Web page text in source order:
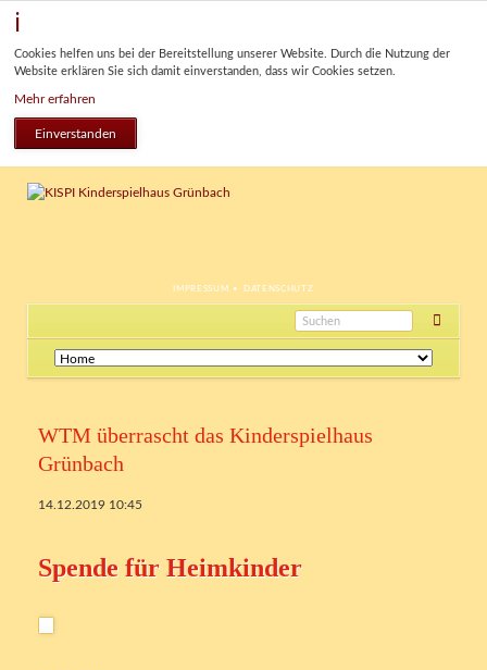
Cookies helfen uns bei der Bereitstellung unserer Website. Durch die Nutzung der
Website erklären Sie sich damit einverstanden, dass wir Cookies setzen.
Mehr erfahren
Einverstanden
NAVIGATION
IMPRESSUM DATENSCHUTZ
Navigation
überspringen
WTM überrascht das Kinderspielhaus
Grünbach
14.12.2019 10:45
Spende für Heimkinder